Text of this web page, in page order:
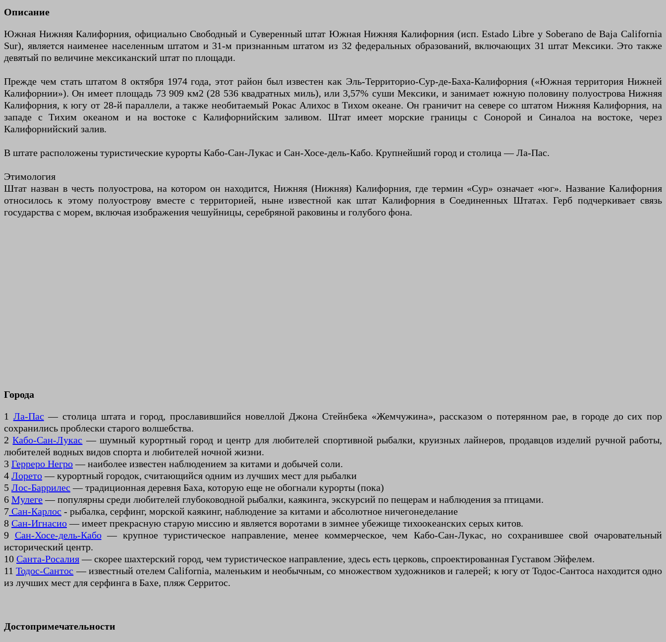
Описание
Южная Нижняя Калифорния, официально Свободный и Суверенный штат Южная Нижняя Калифорния (исп. Estado Libre y Soberano de Baja California
Sur), является наименее населенным штатом и 31-м признанным штатом из 32 федеральных образований, включающих 31 штат Мексики. Это также
девятый по величине мексиканский штат по площади.
Прежде чем стать штатом 8 октября 1974 года, этот район был известен как Эль-Территорио-Сур-де-Баха-Калифорния («Южная территория Нижней
Калифорнии»). Он имеет площадь 73 909 км2 (28 536 квадратных миль), или 3,57% суши Мексики, и занимает южную половину полуострова Нижняя
Калифорния, к югу от 28-й параллели, а также необитаемый Рокас Алихос в Тихом океане. Он граничит на севере со штатом Нижняя Калифорния, на
западе с Тихим океаном и на востоке с Калифорнийским заливом. Штат имеет морские границы с Сонорой и Синалоа на востоке, через
Калифорнийский залив.
В штате расположены туристические курорты Кабо-Сан-Лукас и Сан-Хосе-дель-Кабо. Крупнейший город и столица — Ла-Пас.
Этимология
Штат назван в честь полуострова, на котором он находится, Нижняя (Нижняя) Калифорния, где термин «Сур» означает «юг». Название Калифорния
относилось к этому полуострову вместе с территорией, ныне известной как штат Калифорния в Соединенных Штатах. Герб подчеркивает связь
государства с морем, включая изображения чешуйницы, серебряной раковины и голубого фона.
Города
1 Ла-Пас — столица штата и город, прославившийся новеллой Джона Стейнбека «Жемчужина», рассказом о потерянном рае, в городе до сих пор
сохранились проблески старого волшебства.
2Кабо-Сан-Лукас — шумный курортный город и центр для любителей спортивной рыбалки, круизных лайнеров, продавцов изделий ручной работы,
любителей водных видов спорта и любителей ночной жизни.
3 Герреро Негро— наиболее известен наблюдением за китами и добычей соли.
4 Лорето— курортный городок, считающийся одним из лучших мест для рыбалки
5 Лос-Баррилес — традиционная деревня Баха, которую еще не обогнали курорты (пока)
6 Мулеге— популярны среди любителей глубоководной рыбалки, каякинга, экскурсий по пещерам и наблюдения за птицами.
7 Сан-Карлос - рыбалка, серфинг, морской каякинг, наблюдение за китами и абсолютное ничегонеделание
8 Сан-Игнасио— имеет прекрасную старую миссию и является воротами в зимнее убежище тихоокеанских серых китов.
9 Сан-Хосе-дель-Кабо— крупное туристическое направление, менее коммерческое, чем Кабо-Сан-Лукас, но сохранившее свой очаровательный
исторический центр.
10 Санта-Росалия— скорее шахтерский город, чем туристическое направление, здесь есть церковь, спроектированная Густавом Эйфелем.
11Тодос-Сантос — известный отелем California, маленьким и необычным, со множеством художников и галерей; к югу от Тодос-Сантоса находится одно
из лучших мест для серфинга в Бахе, пляж Серритос.
Достопримечательности